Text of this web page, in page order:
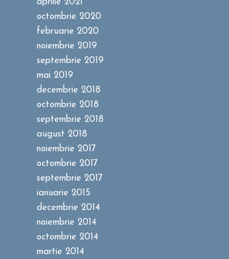
aprilie 2021
octombrie 2020
februarie 2020
noiembrie 2019
septembrie 2019
mai 2019
decembrie 2018
octombrie 2018
septembrie 2018
august 2018
noiembrie 2017
octombrie 2017
septembrie 2017
ianuarie 2015
decembrie 2014
noiembrie 2014
octombrie 2014
martie 2014